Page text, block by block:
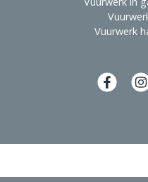
Vuurwerk